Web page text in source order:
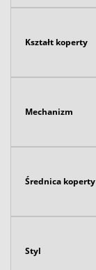
Kształt koperty
Mechanizm
Średnica koperty
Styl